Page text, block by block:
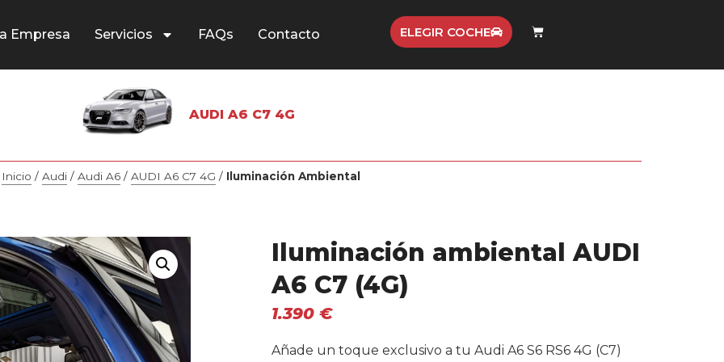
Empresa Servicios FAQs Contacto ELEGIR COCHE
AUDI A6 C7 4G
Inicio / Audi / Audi A6 / AUDI A6 C7 4G / Iluminación Ambiental
Iluminación ambiental AUDI
A6 C7 (4G)
1.390€
Añade un toque exclusivo a tu Audi A6 S6 RS6 4G (C7)